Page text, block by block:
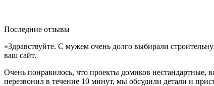
Последние отзывы
«Здравствуйте. С мужем очень долго выбирали
ваш сайт.
Очень понравилось, что проекты домиков нестандартные,
перезвонил в течение 10 минут, мы обсудили детали и